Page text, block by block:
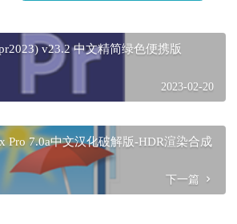
v23.2 中文精简绿色便携版
2023-02-20
Pro 7.0a中文汉化破解版-HDR渲染合成
下一篇